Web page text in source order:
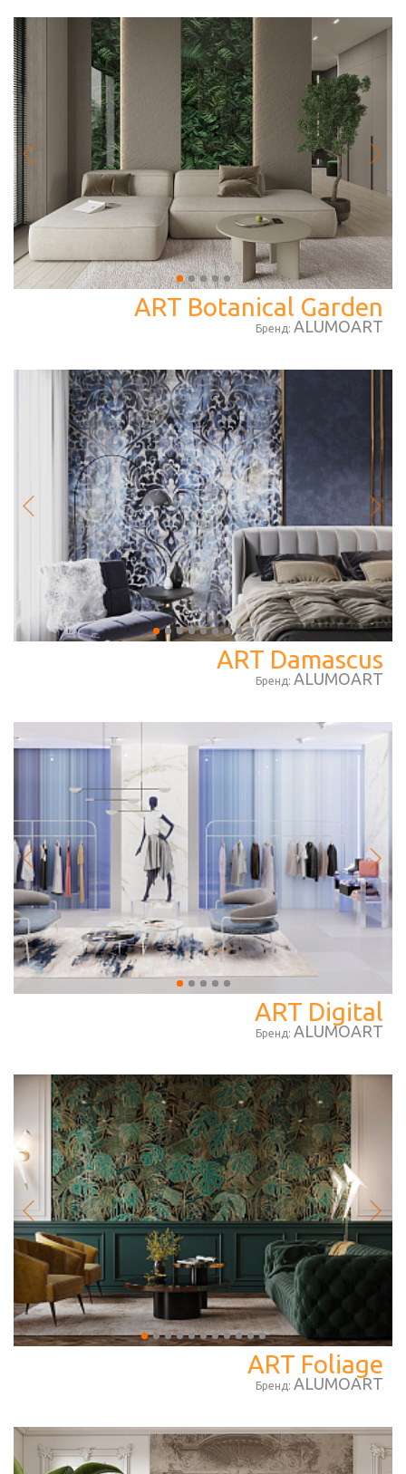
ART Botanical Garden
Бренд: ALUMOART
ART Damascus
Бренд: ALUMOART
ART Digital
Бренд: ALUMOART
ART Foliage
Бренд: ALUMOART